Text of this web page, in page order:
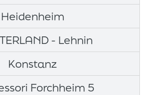
Heidenheim
- Lehnin
Konstanz
Forchheim 5